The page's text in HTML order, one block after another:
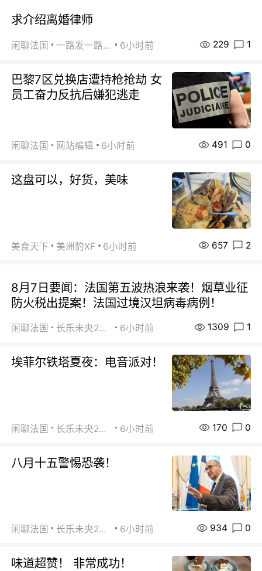
求介绍离婚律师
闲聊法国 一路发一路发 6小时前 229 1
巴黎7区兑换店遭持枪抢劫 女
员工奋力反抗后嫌犯逃走
闲聊法国 网站编辑 6小时前 491 0
这盘可以，好货，美味
美食天下 美洲豹XF 6小时前 657 2
8月7日要闻：法国第五波热浪来袭！烟草业征
防火税出提案！法国过境汉坦病毒病例！
闲聊法国 长乐未央2015 6小时前 1309 1
埃菲尔铁塔夏夜：电音派对！
闲聊法国 长乐未央2015 6小时前 170 0
八月十五警惕恐袭！
闲聊法国 长乐未央2015 6小时前 934 0
味道超赞！ 非常成功！